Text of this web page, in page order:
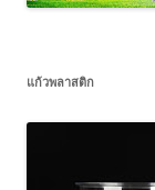
แก้วพลาสติก